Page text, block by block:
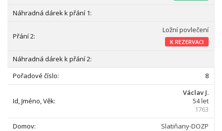
Ložní povlečení
K REZERVACI
8
Václav J.
54 let
1763
Slatiňany-DOZP